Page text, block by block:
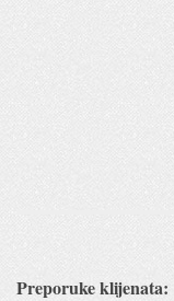
Preporuke klijenata: